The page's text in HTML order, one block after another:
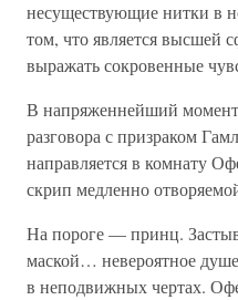
несуществующие нитки в
том, что является высшей
выражать сокровенные
В напряженнейший момент
разговора с призраком
направляется в комнату
скрип медленно
На пороге — принц.
маской… невероятное
в неподвижных чертах.